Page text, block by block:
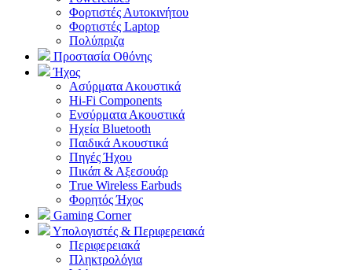
Φορτιστές Αυτοκινήτου
Φορτιστές Laptop
Πολύπριζα
Προστασία Οθόνης
Ήχος
Ασύρματα Ακουστικά
Hi-Fi Components
Ενσύρματα Ακουστικά
Ηχεία Bluetooth
Παιδικά Ακουστικά
Πηγές Ήχου
Πικάπ & Αξεσουάρ
Τrue Wireless Earbuds
Φορητός Ήχος
Gaming Corner
Υπολογιστές & Περιφερειακά
Περιφερειακά
Πληκτρολόγια